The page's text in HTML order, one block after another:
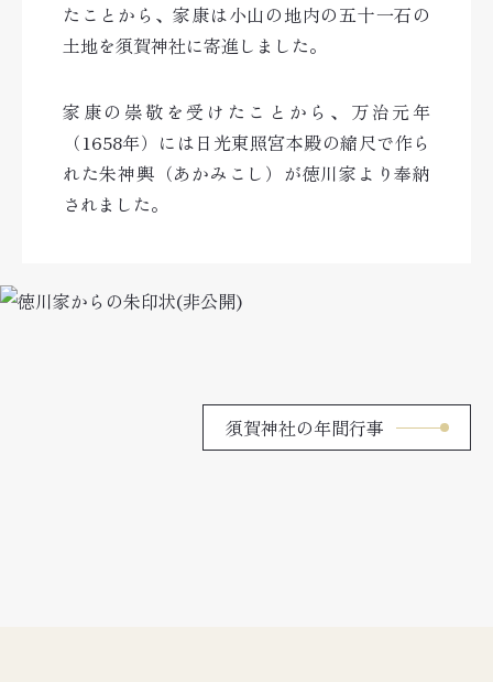
たことから、家康は小山の地内の五十一石の
土地を須賀神社に寄進しました。
家康の崇敬を受けたことから、万治元年
（1658年）には日光東照宮本殿の縮尺で作ら
れた朱神輿（あかみこし）が徳川家より奉納
されました。
須賀神社の年間行事